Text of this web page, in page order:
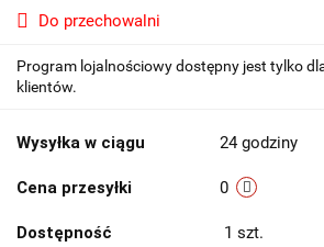
Do przechowalni
Program lojalnościowy dostępny jest tylko
klientów.
Wysyłka w ciągu 24 godziny
Cena przesyłki 0
Dostępność 1 szt.